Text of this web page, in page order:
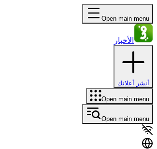
Open main menu
الأخبار
أنشر أعلانك
Open main menu
Open main menu